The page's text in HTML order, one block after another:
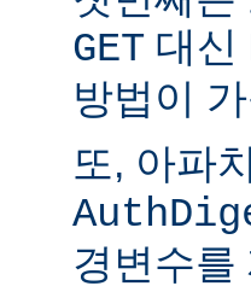
GET 대신
방법이
또, 아파
경변수를